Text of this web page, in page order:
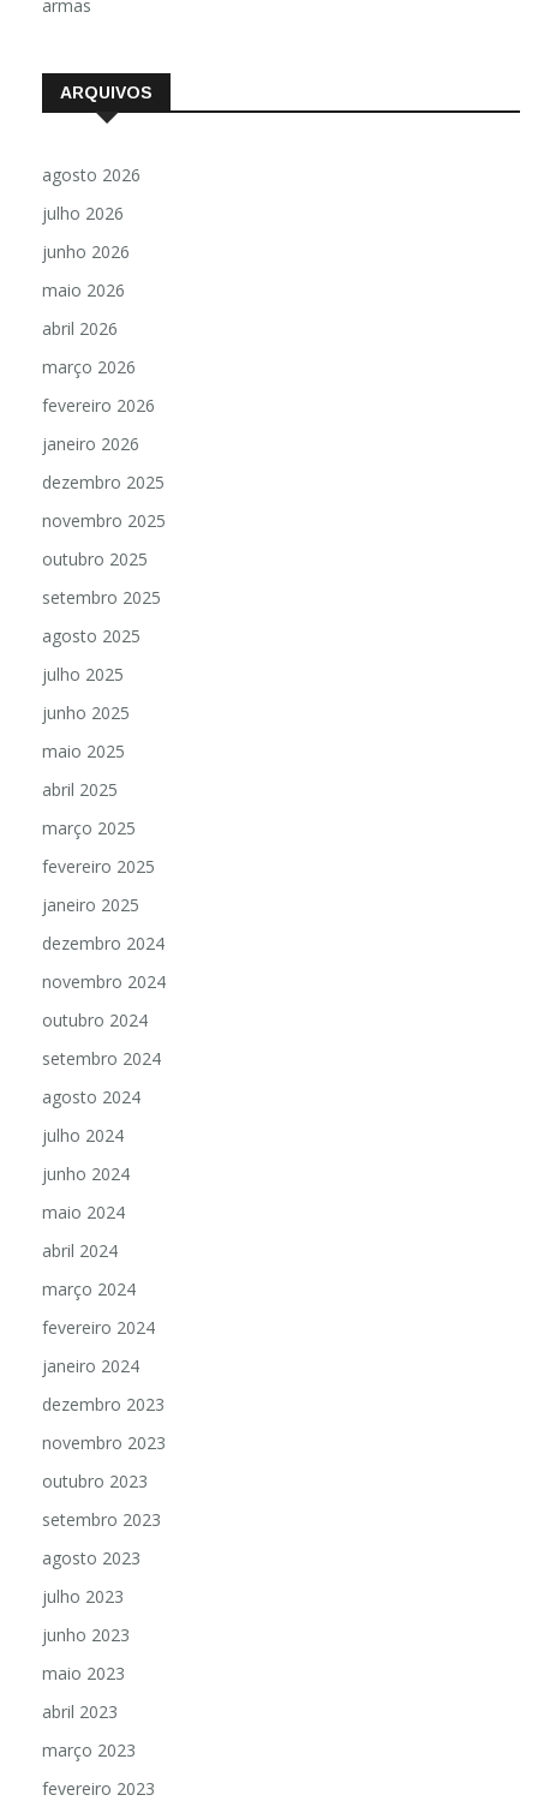
armas
ARQUIVOS
agosto 2026
julho 2026
junho 2026
maio 2026
abril 2026
março 2026
fevereiro 2026
janeiro 2026
dezembro 2025
novembro 2025
outubro 2025
setembro 2025
agosto 2025
julho 2025
junho 2025
maio 2025
abril 2025
março 2025
fevereiro 2025
janeiro 2025
dezembro 2024
novembro 2024
outubro 2024
setembro 2024
agosto 2024
julho 2024
junho 2024
maio 2024
abril 2024
março 2024
fevereiro 2024
janeiro 2024
dezembro 2023
novembro 2023
outubro 2023
setembro 2023
agosto 2023
julho 2023
junho 2023
maio 2023
abril 2023
março 2023
fevereiro 2023